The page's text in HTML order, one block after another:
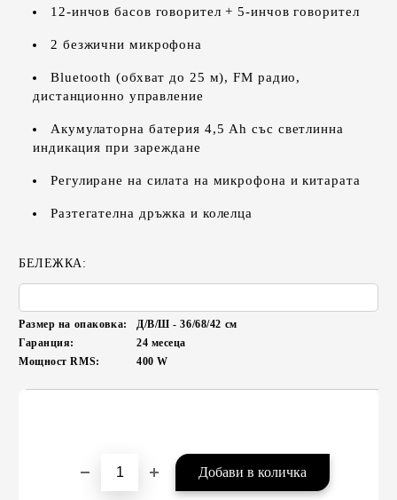
12-инчов басов говорител + 5-инчов говорител
2 безжични микрофона
Bluetooth (обхват до 25 м), FM радио,
дистанционно управление
Акумулаторна батерия 4,5 Ah със светлинна
индикация при зареждане
Регулиране на силата на микрофона и китарата
Разтегателна дръжка и колелца
БЕЛЕЖКА:
Размер на опаковка: Д/В/Ш - 36/68/42 см
Гаранция:
24 месеца
Мощност RMS:
400W